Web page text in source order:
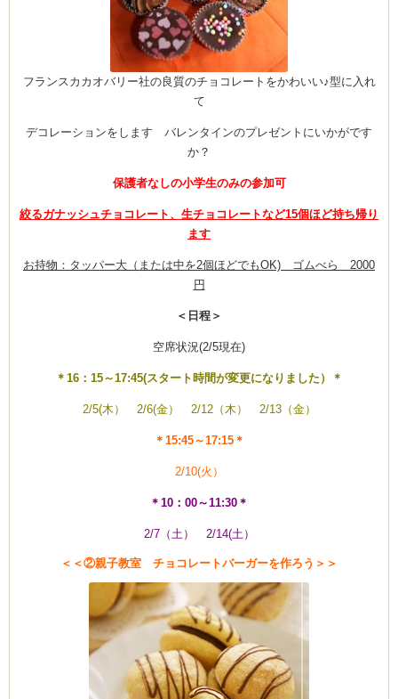
フランスカカオバリー社の良質のチョコレートをかわいい♪型に入れ
て
デコレーションをします バレンタインのプレゼントにいかがです
か？
保護者なしの小学生のみの参加可
絞るガナッシュチョコレート、生チョコレートなど15個ほど持ち帰り
ます
お持物：タッパー大（または中を2個ほどでもOK) ゴムべら 2000
円
＜日程＞
空席状況(2/5現在)
＊16：15～17:45(スタート時間が変更になりました）＊
2/5(木） 2/6(金） 2/12（木） 2/13（金）
＊15:45～17:15＊
2/10(火）
＊10：00～11:30＊
2/7（土） 2/14(土）
＜＜②親子教室 チョコレートバーガーを作ろう＞＞